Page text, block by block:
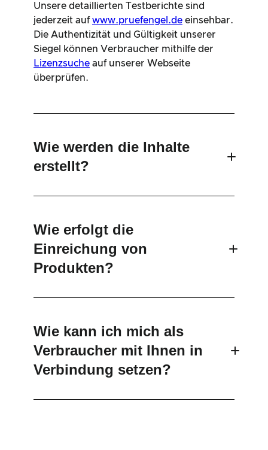
Unsere detaillierten Testberichte sind
jederzeit aufwww.pruefengel.de einsehbar.
Die Authentizität und Gültigkeit unserer
Siegel können Verbraucher mithilfe der
Lizenzsuche auf unserer Webseite
überprüfen.
Wie werden die Inhalte
erstellt?
dieser Seite
Wie erfolgt die
Einreichung von
Produkten?
Wie kann ich mich als
Verbraucher mit Ihnen in
Verbindung setzen?